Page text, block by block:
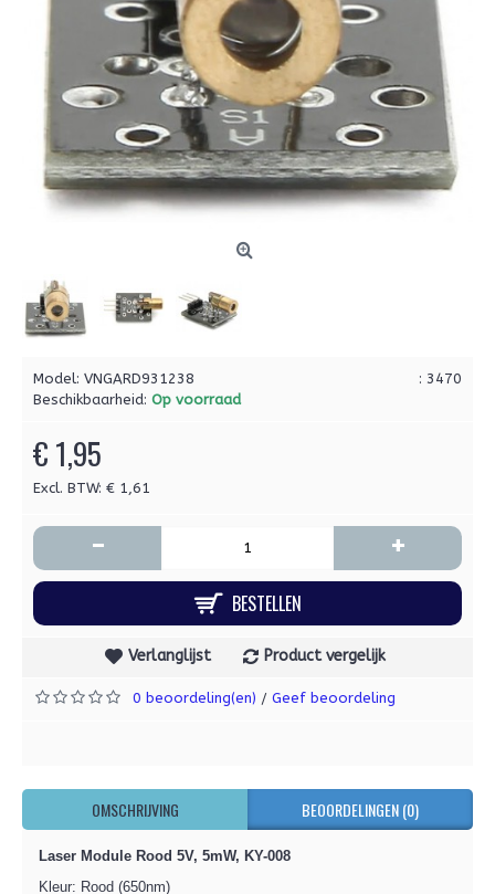
: 3470
Model: VNGARD931238
Beschikbaarheid: Op voorraad
€ 1,95
Excl. BTW: € 1,61
- +
BESTELLEN
Verlanglijst Product vergelijk
0 beoordeling(en) / Geef beoordeling
OMSCHRIJVING BEOORDELINGEN (0)
Laser Module Rood 5V, 5mW, KY-008
Kleur: Rood (650nm)